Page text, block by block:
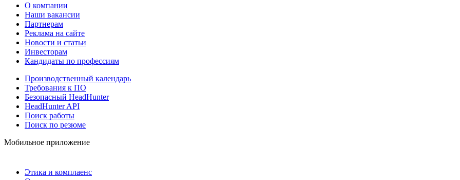
О компании
Наши вакансии
Партнерам
Реклама на сайте
Новости и статьи
Инвесторам
Кандидаты по профессиям
Производственный календарь
Требования к ПО
Безопасный HeadHunter
HeadHunter API
Поиск работы
Поиск по резюме
Мобильное приложение
Этика и комплаенс